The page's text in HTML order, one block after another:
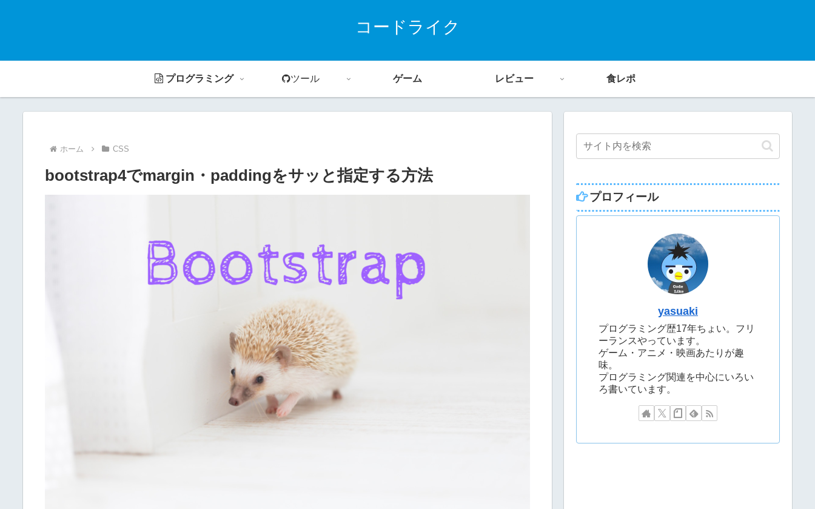
コードライク
プログラミング ツール ゲーム レビュー 食レポ
ホーム CSS
bootstrap4でmargin・paddingをサッと指定する方法
プロフィール
yasuaki
プログラミング歴17年ちょい。フリ
ーランスやっています。
ゲーム・アニメ・映画あたりが趣
味。
プログラミング関連を中心にいろい
ろ書いています。